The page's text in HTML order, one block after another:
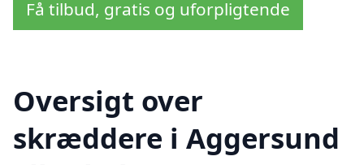
Få tilbud, gratis og uforpligtende
Oversigt over
skræddere i Aggersund